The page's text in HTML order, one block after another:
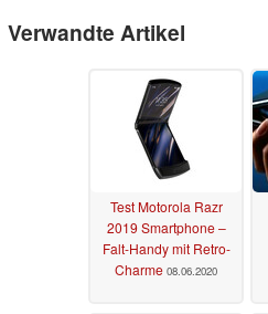
Verwandte Artikel
Test Motorola Razr
2019 Smartphone –
Falt-Handy mit Retro-
Charme 08.06.2020